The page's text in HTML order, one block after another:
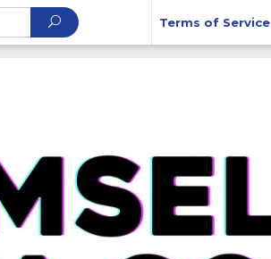
Terms of Service